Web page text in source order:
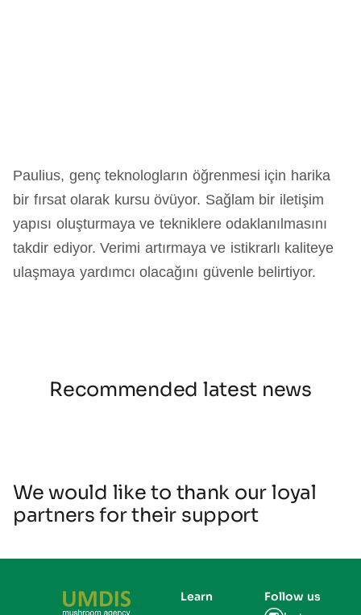
Paulius, genç teknologların öğrenmesi için harika
bir fırsat olarak kursu övüyor. Sağlam bir iletişim
yapısı oluşturmaya ve tekniklere odaklanılmasını
takdir ediyor. Verimi artırmaya ve istikrarlı kaliteye
ulaşmaya yardımcı olacağını güvenle belirtiyor.
Recommended latest news
We would like to thank our loyal
partners for their support
Learn Follow us